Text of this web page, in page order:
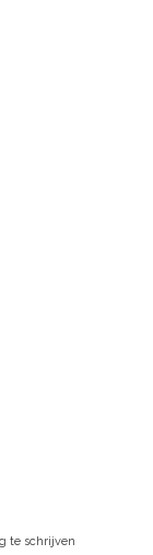
te schrijven